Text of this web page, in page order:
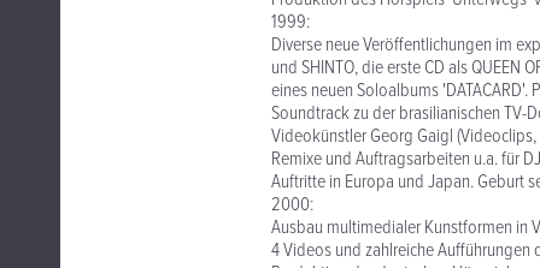
1999:
Diverse neue Veröffentlichungen im
und SHINTO, die erste CD als QUEEN
eines neuen Soloalbums
Soundtrack zu der brasilianischen TV-
Videokünstler Georg Gaigl
Remixe und Auftragsarbeiten u.a. für
Auftritte in Europa und Japan. Geburt
2000:
Ausbau multimedialer Kunstformen in
4 Videos und zahlreiche Aufführungen